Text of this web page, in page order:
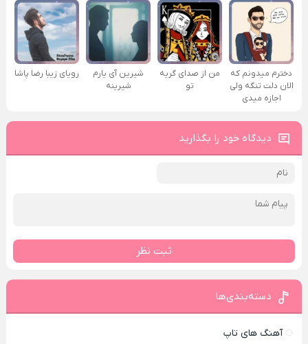
دخترم میدونم که
الان دلت تنگه ولی
اجازه میدی
من از صدای گريه
تو
شیرین آی یارم
شیرینه
رویای زیبا رضا پاشا
دیدگاه خود را بگذارید
ثبت نظر
دسته‌بندی‌ها
آهنگ های تاپ